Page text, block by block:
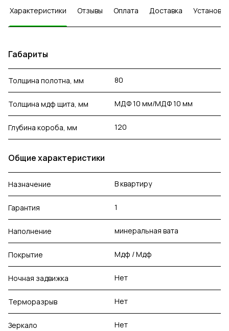
Характеристики Отзывы Оплата Доставка Установка
Габариты
Толщина полотна, мм 80
Толщина мдф щита, мм МДФ 10 мм/МДФ 10 мм
Глубина короба, мм 120
Общие характеристики
Назначение В квартиру
Гарантия 1
Наполнение минеральная вата
Покрытие Мдф / Мдф
Ночная задвижка Нет
Терморазрыв Нет
Зеркало Нет